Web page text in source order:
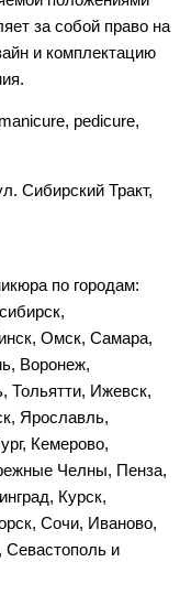
за собой право на
и комплектацию
pedicure,
Сибирский Тракт,
по городам:
Омск, Самара,
Воронеж,
Тольятти, Ижевск,
Ярославль,
Кемерово,
Челны, Пенза,
Курск,
Сочи, Иваново,
и